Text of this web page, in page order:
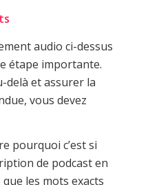
audio ci-dessus
étape importante.
delà et assurer la
vous devez
pourquoi c’est si
de podcast en
les mots exacts